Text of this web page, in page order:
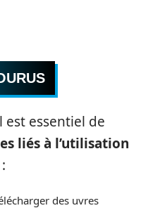
est essentiel de
liés à l’utilisation
:
des uvres